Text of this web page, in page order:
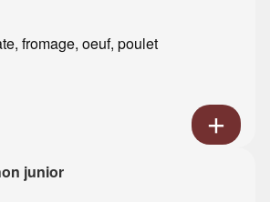
fromage, oeuf, poulet
junior